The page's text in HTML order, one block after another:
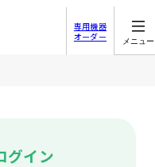
専用機器
オーダー
メニュー
グイン